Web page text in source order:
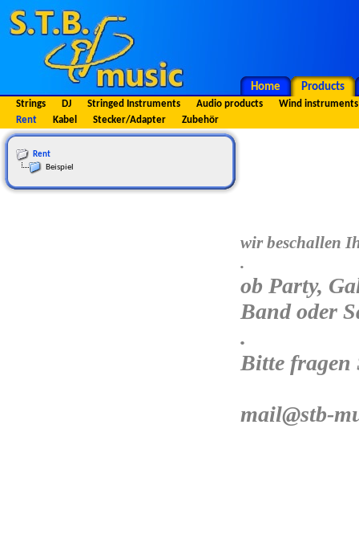
Home Products
Strings DJ Stringed Instruments Audio products
Wind instruments
Rent
Kabel Stecker/Adapter Zubehör
Rent
Beispiel
wir beschallen
.
ob Party,
Band oder
.
Bitte fragen
mail@stb-